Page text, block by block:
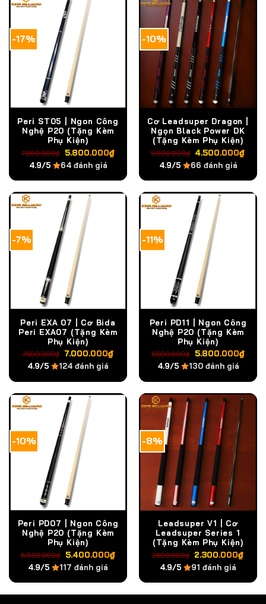
-17%
Peri ST05 | Ngon Công
Nghệ P20 (Tặng Kèm
Phụ Kiện)
7.000.000₫ Giá
gốc
là:
7.000.000₫.
5.800.000₫Giá
tại
là:
5.800.000₫.
4.9/5 64 đánh giá
-10%
Cơ Leadsuper Dragon |
Ngọn Black Power DK
(Tặng Kèm Phụ Kiện)
5.000.000₫ Giá
gốc
là:
5.000.000₫.
4.500.000₫Giá
tại
là:
4.9/5 66 đánh giá
-7%
Peri EXA 07 | Cơ Bida
Peri EXA07 (Tặng Kèm
Phụ Kiện)
7.500.000₫ Giá
gốc
là:
7.500.000₫.
7.000.000₫Giá
tại
là:
7.000.000₫.
4.9/5 124 đánh giá
-11%
Peri PD11 | Ngon Công
Nghệ P20 (Tặng Kèm
Phụ Kiện)
6.500.000₫ Giá
gốc
là:
6.500.000₫.
5.800.000₫Giá
tại
là:
4.9/5 130 đánh giá
-10%
Peri PD07 | Ngon Công
Nghệ P20 (Tặng Kèm
Phụ Kiện)
6.000.000₫ Giá
gốc
là:
6.000.000₫.
5.400.000₫Giá
tại
là:
5.400.000₫.
4.9/5 117 đánh giá
-8%
Leadsuper V1 | Cơ
Leadsuper Series 1
(Tặng Kèm Phụ Kiện)
2.500.000₫ Giá
gốc
là:
2.500.000₫.
2.300.000₫Giá
tại
là:
4.9/5 91 đánh giá